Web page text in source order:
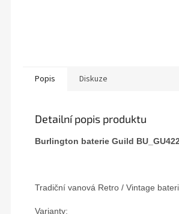
Popis Diskuze
Detailní popis produktu
Burlington baterie Guild
Tradiční vanová Retro / Vintage
Varianty: